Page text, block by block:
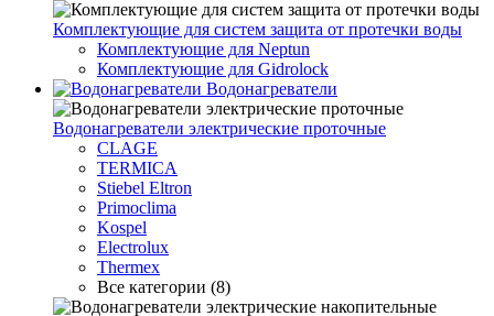
Комплектующие для систем защита от протечки воды
Комплектующие для Neptun
Комплектующие для Gidrolock
Водонагреватели
Водонагреватeли электрические проточные
CLAGE
TERMICA
Stiebel Eltron
Primoclima
Kospel
Electrolux
Thermex
Все категории (8)